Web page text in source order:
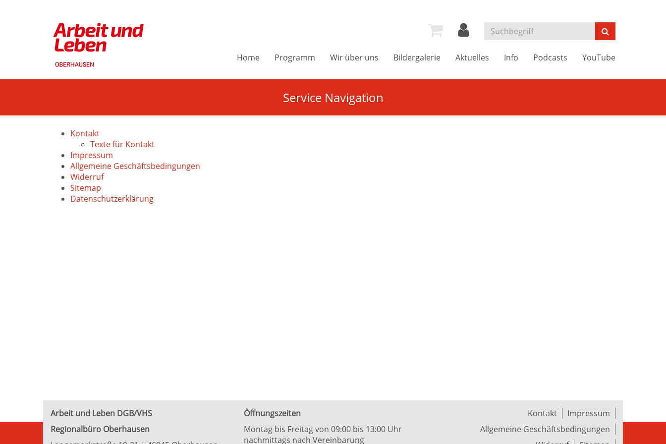
Home Programm Wir über uns Bildergalerie Aktuelles Info Podcasts YouTube
Service Navigation
Kontakt
Texte für Kontakt
Impressum
Allgemeine Geschäftsbedingungen
Widerruf
Sitemap
Datenschutzerklärung
Arbeit und Leben DGB/VHS
Regionalbüro Oberhausen
Öffnungszeiten
Montag bis Freitag von 09:00 bis 13:00 Uhr
nachmittags nach Vereinbarung
Kontakt
Impressum
Allgemeine Geschäftsbedingungen